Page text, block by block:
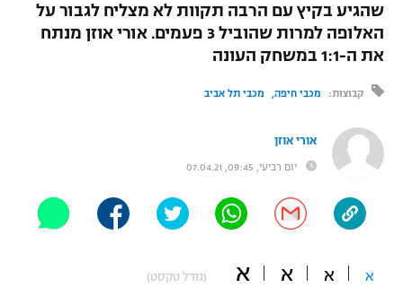
ברחבה
"מחצית בשכונה" – פודקאסט
משתתפים וזוכים בפרסים
תקנון משתתפים וזוכים בפרסים
הפועל באר שבע
ליגות נוספות
אגרוף
ספורט אולימפי
UFC
היאבקות WWE
ספורט מוטורי
כדורמים
שהגיע בקיץ עם הרבה תקוות לא מצליח לגבור על
האלופה למרות שהוביל 3 פעמים. אורי אוזן מנתח
את ה-1:1 במשחק העונה
קבוצות: מכבי חיפה מכבי תל אביב
אורי אוזן
יום רביעי, 09:45, 07.04.21
א א א א (גודל טקסט)